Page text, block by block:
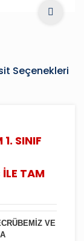
Seçenekleri
1. SINIF
TAM
VE